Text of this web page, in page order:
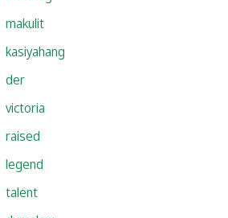
makulit
kasiyahang
der
victoria
raised
legend
talent